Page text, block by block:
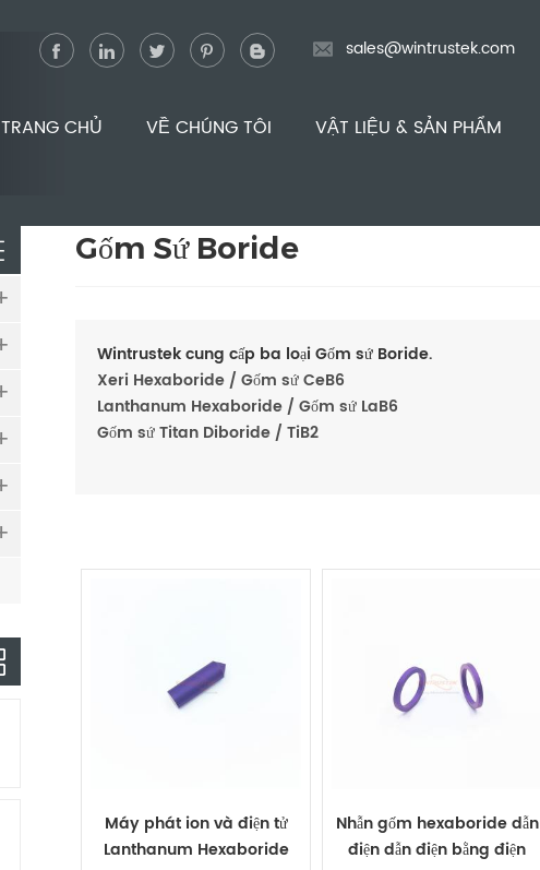
sales@wintrustek.com
TRANG CHỦ VỀ CHÚNG TÔI VẬT LIỆU & SẢN PHẨM
Gốm Sứ Boride
Wintrustek cung cấp ba loại Gốm sứ Boride.
Xeri Hexaboride / Gốm sứ CeB6
Lanthanum Hexaboride / Gốm sứ LaB6
Gốm sứ Titan Diboride / TiB2
Máy phát ion và điện tử
Lanthanum Hexaboride
Nhẫn gốm hexaboride dẫn
điện dẫn điện bằng điện